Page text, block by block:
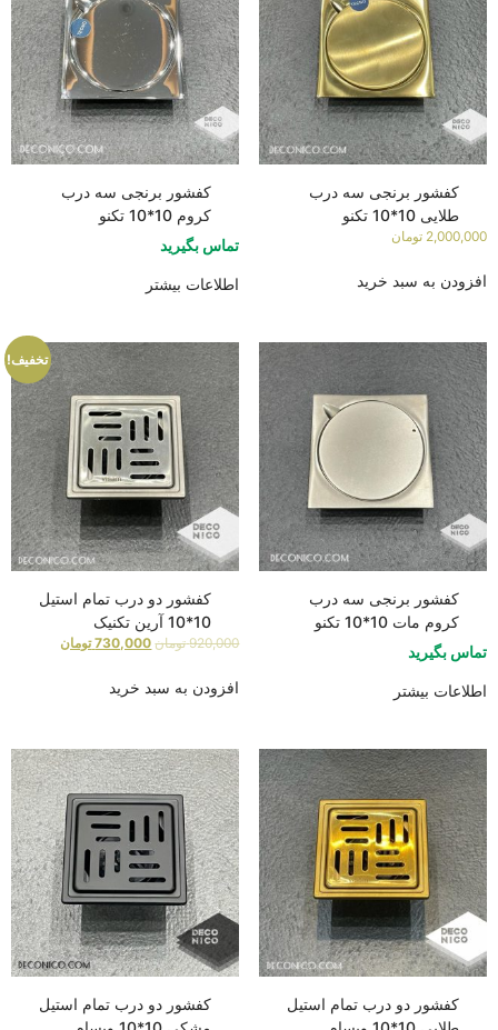
کفشور برنجی سه درب
طلایی 10*10 تکنو
2,000,000 تومان
افزودن به سبد خرید
کفشور برنجی سه درب
کروم 10*10 تکنو
تماس بگیرید
اطلاعات بیشتر
کفشور برنجی سه درب
کروم مات 10*10 تکنو
تماس بگیرید
اطلاعات بیشتر
تخفیف!
کفشور دو درب تمام استیل
10*10 آرین تکنیک
920,000 تومان 730,000 تومان
افزودن به سبد خرید
کفشور دو درب تمام استیل
کفشور دو درب تمام استیل